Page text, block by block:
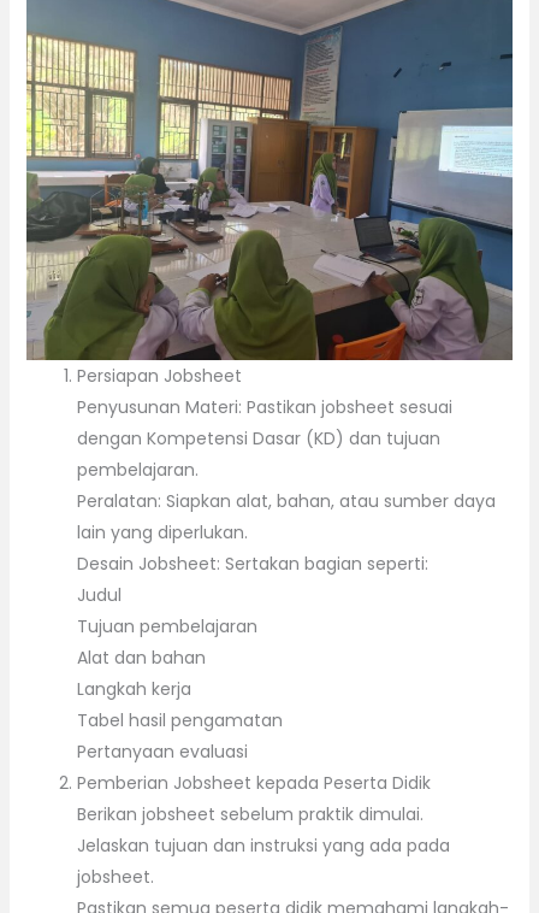
Persiapan Jobsheet
Penyusunan Materi: Pastikan jobsheet sesuai
dengan Kompetensi Dasar (KD) dan tujuan
pembelajaran.
Peralatan: Siapkan alat, bahan, atau sumber daya
lain yang diperlukan.
Desain Jobsheet: Sertakan bagian seperti:
Judul
Tujuan pembelajaran
Alat dan bahan
Langkah kerja
Tabel hasil pengamatan
Pertanyaan evaluasi
Pemberian Jobsheet kepada Peserta Didik
Berikan jobsheet sebelum praktik dimulai.
Jelaskan tujuan dan instruksi yang ada pada
jobsheet.